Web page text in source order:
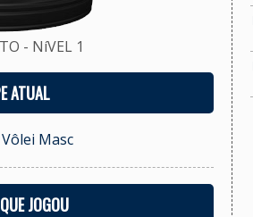
- NíVEL 1
ATUAL
Masc
JOGOU